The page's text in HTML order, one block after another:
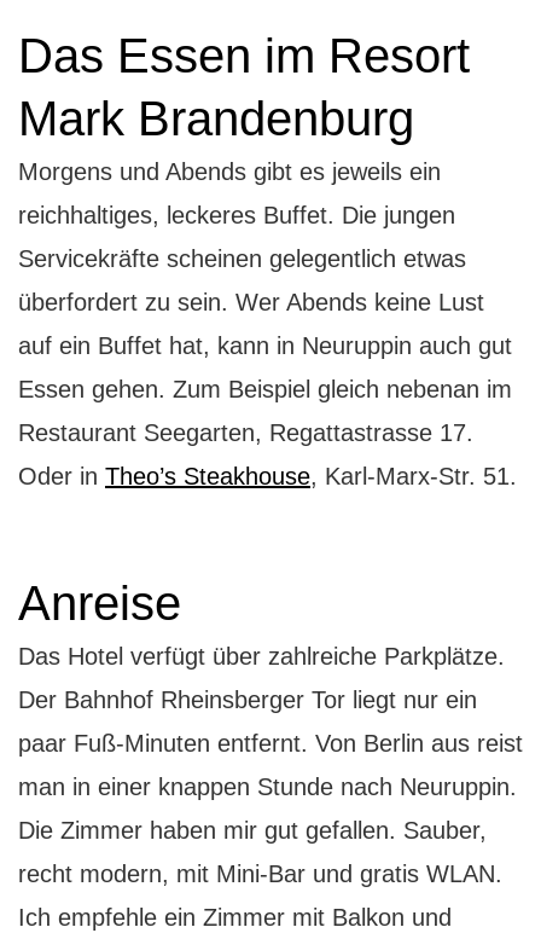
Das Essen im Resort
Mark Brandenburg
Morgens und Abends gibt es jeweils ein
reichhaltiges, leckeres Buffet. Die jungen
Servicekräfte scheinen gelegentlich etwas
überfordert zu sein. Wer Abends keine Lust
auf ein Buffet hat, kann in Neuruppin auch gut
Essen gehen. Zum Beispiel gleich nebenan im
Restaurant Seegarten, Regattastrasse 17.
Oder in Theo’s Steakhouse, Karl-Marx-Str. 51.
Anreise
Das Hotel verfügt über zahlreiche Parkplätze.
Der Bahnhof Rheinsberger Tor liegt nur ein
paar Fuß-Minuten entfernt. Von Berlin aus reist
man in einer knappen Stunde nach Neuruppin.
Die Zimmer haben mir gut gefallen. Sauber,
recht modern, mit Mini-Bar und gratis WLAN.
Ich empfehle ein Zimmer mit Balkon und